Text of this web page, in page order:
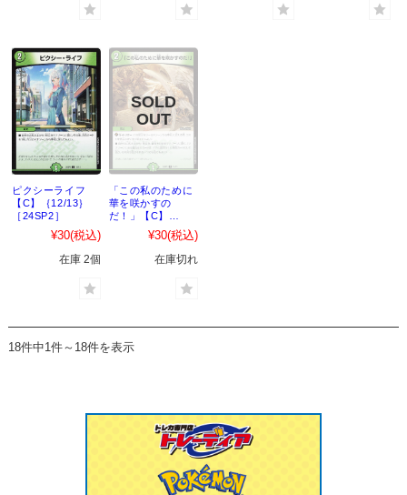
ピクシーライフ
【C】｛12/13｝
［24SP2］
¥30(税込)
在庫 2個
「この私のために
華を咲かすの
だ！」【C】
｛13/13｝
［24SP2］
¥30(税込)
在庫切れ
18件中1件～18件を表示